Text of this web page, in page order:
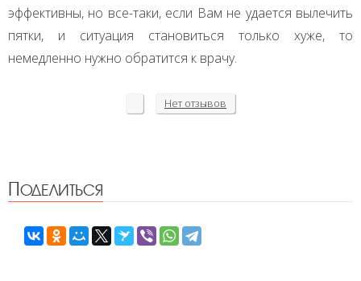
эффективны, но все-таки, если Вам не удается вылечить
пятки, и ситуация становиться только хуже, то
немедленно нужно обратится к врачу.
Нет отзывов
Поделиться